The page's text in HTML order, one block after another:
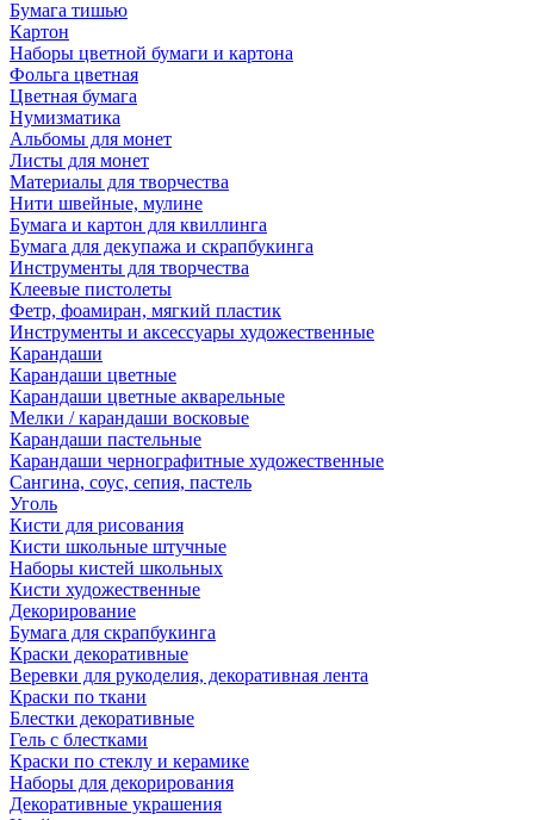
Бумага тишью
Картон
Наборы цветной бумаги и картона
Фольга цветная
Цветная бумага
Нумизматика
Альбомы для монет
Листы для монет
Материалы для творчества
Нити швейные, мулине
Бумага и картон для квиллинга
Бумага для декупажа и скрапбукинга
Инструменты для творчества
Клеевые пистолеты
Фетр, фоамиран, мягкий пластик
Инструменты и аксессуары художественные
Карандаши
Карандаши цветные
Карандаши цветные акварельные
Мелки / карандаши восковые
Карандаши пастельные
Карандаши чернографитные художественные
Сангина, соус, сепия, пастель
Уголь
Кисти для рисования
Кисти школьные штучные
Наборы кистей школьных
Кисти художественные
Декорирование
Бумага для скрапбукинга
Краски декоративные
Веревки для рукоделия, декоративная лента
Краски по ткани
Блестки декоративные
Гель с блестками
Краски по стеклу и керамике
Наборы для декорирования
Декоративные украшения